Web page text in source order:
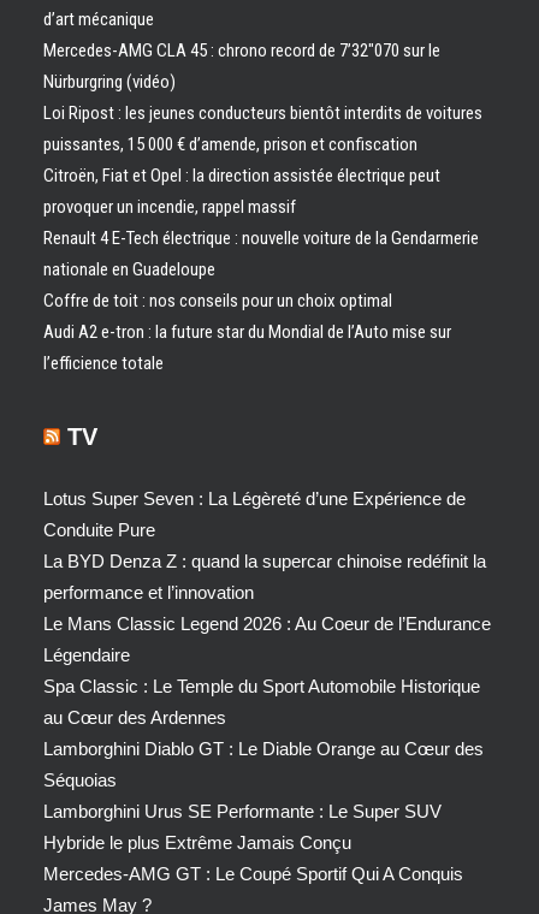
d’art mécanique
Mercedes-AMG CLA 45 : chrono record de 7’32″070 sur le
Nürburgring (vidéo)
Loi Ripost : les jeunes conducteurs bientôt interdits de voitures
puissantes, 15 000 € d’amende, prison et confiscation
Citroën, Fiat et Opel : la direction assistée électrique peut
provoquer un incendie, rappel massif
Renault 4 E-Tech électrique : nouvelle voiture de la Gendarmerie
nationale en Guadeloupe
Coffre de toit : nos conseils pour un choix optimal
Audi A2 e-tron : la future star du Mondial de l’Auto mise sur
l’efficience totale
TV
Lotus Super Seven : La Légèreté d’une Expérience de
Conduite Pure
La BYD Denza Z : quand la supercar chinoise redéfinit la
performance et l’innovation
Le Mans Classic Legend 2026 : Au Coeur de l’Endurance
Légendaire
Spa Classic : Le Temple du Sport Automobile Historique
au Cœur des Ardennes
Lamborghini Diablo GT : Le Diable Orange au Cœur des
Séquoias
Lamborghini Urus SE Performante : Le Super SUV
Hybride le plus Extrême Jamais Conçu
Mercedes-AMG GT : Le Coupé Sportif Qui A Conquis
James May ?